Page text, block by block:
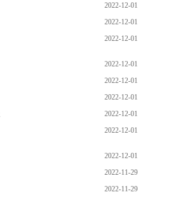
2022-12-01
2022-12-01
2022-12-01
2022-12-01
2022-12-01
2022-12-01
2022-12-01
2022-12-01
2022-12-01
2022-11-29
2022-11-29